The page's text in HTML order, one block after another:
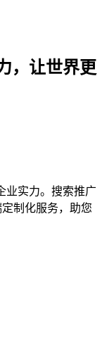
，让世界更
业实力。搜索推广
制化服务，助您